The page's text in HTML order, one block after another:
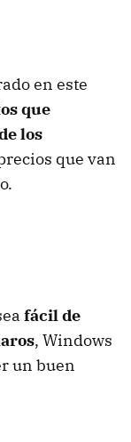
en este
que
los
que van
fácil de
, Windows
un buen